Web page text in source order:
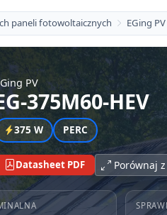
paneli fotowoltaicznych EGing PV
PV
375M60-HEV
375 W PERC
Datasheet PDF Porównaj